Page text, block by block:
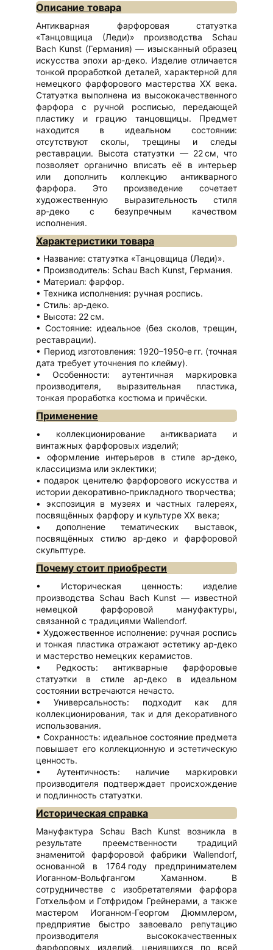
Описание товара
Антикварная фарфоровая статуэтка
«Танцовщица (Леди)» производства Schau
Bach Kunst (Германия) — изысканный образец
искусства эпохи ар‑деко. Изделие отличается
тонкой проработкой деталей, характерной для
немецкого фарфорового мастерства XX века.
Статуэтка выполнена из высококачественного
фарфора с ручной росписью, передающей
пластику и грацию танцовщицы. Предмет
находится в идеальном состоянии:
отсутствуют сколы, трещины и следы
реставрации. Высота статуэтки — 22 см, что
позволяет органично вписать её в интерьер
или дополнить коллекцию антикварного
фарфора. Это произведение сочетает
художественную выразительность стиля
ар‑деко с безупречным качеством
исполнения.
Характеристики товара
Название: статуэтка «Танцовщица (Леди)».
Производитель: Schau Bach Kunst, Германия.
Материал: фарфор.
Техника исполнения: ручная роспись.
Стиль: ар‑деко.
Высота: 22 см.
Состояние: идеальное (без сколов, трещин,
реставрации).
Период изготовления: 1920–1950‑е гг. (точная
дата требует уточнения по клейму).
Особенности: аутентичная маркировка
производителя, выразительная пластика,
тонкая проработка костюма и причёски.
Применение
коллекционирование антиквариата и
винтажных фарфоровых изделий;
оформление интерьеров в стиле ар‑деко,
классицизма или эклектики;
подарок ценителю фарфорового искусства и
истории декоративно‑прикладного творчества;
экспозиция в музеях и частных галереях,
посвящённых фарфору и культуре XX века;
дополнение тематических выставок,
посвящённых стилю ар‑деко и фарфоровой
скульптуре.
Почему стоит приобрести
Историческая ценность: изделие
производства Schau Bach Kunst — известной
немецкой фарфоровой мануфактуры,
связанной с традициями Wallendorf.
Художественное исполнение: ручная роспись
и тонкая пластика отражают эстетику ар‑деко
и мастерство немецких керамистов.
Редкость: антикварные фарфоровые
статуэтки в стиле ар‑деко в идеальном
состоянии встречаются нечасто.
Универсальность: подходит как для
коллекционирования, так и для декоративного
использования.
Сохранность: идеальное состояние предмета
повышает его коллекционную и эстетическую
ценность.
Аутентичность: наличие маркировки
производителя подтверждает происхождение
и подлинность статуэтки.
Историческая справка
Мануфактура Schau Bach Kunst возникла в
результате преемственности традиций
знаменитой фарфоровой фабрики Wallendorf,
основанной в 1764 году предпринимателем
Иоганном‑Вольфгангом Хаманном. В
сотрудничестве с изобретателями фарфора
Готхельфом и Готфридом Грейнерами, а также
мастером Иоганном‑Георгом Дюммлером,
предприятие быстро завоевало репутацию
производителя высококачественных
фарфоровых изделий, ценившихся по всей